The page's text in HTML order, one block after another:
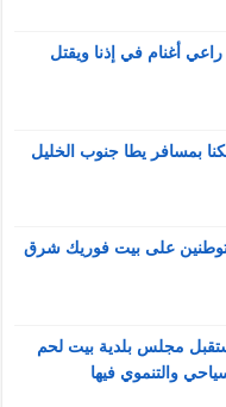
راعي أغنام في إذنا ويقتل
بمسافر يطا جنوب الخليل
على بيت فوريك شرق
مجلس بلدية بيت لحم
والتنموي فيها